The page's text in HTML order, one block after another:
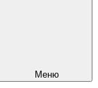
Меню